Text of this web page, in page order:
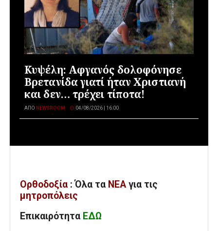
Κυψέλη: Αφγανός δολοφόνησε
Βρετανίδα γιατί ήταν Χριστιανή
και δεν… τρέχει τίποτα!
ΑΠΌ NEWSROOM 04/08/2026 | 16:00
Ορθοδοξία : Όλα τα ΝΕΑ για τις
μητροπόλεις
Επικαιρότητα ΕΔΩ